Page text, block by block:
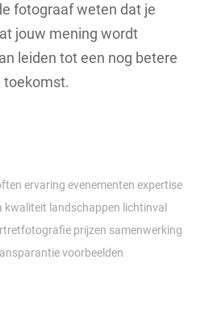
fotograaf weten dat je
jouw mening wordt
leiden tot een nog betere
toekomst.
ervaring evenementen expertise
kwaliteit landschappen lichtinval
prijzen samenwerking
voorbeelden